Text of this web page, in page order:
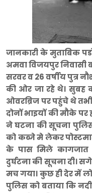
जानकारी के मुताबिक
अमवा विजयपुर निवासी
सरवर व 26 वर्षीय पुत्र
की ओर जा रहे थे। सुबह
ओवरब्रिज पर पहुंचे थे
दोनों भाइयों की मौके पर
ने घटना की सूचना
को कब्जे मे लेकर
के पास मिले
दुर्घटना की सूचना दी।
मच गया। कुछ ही देर में
पुलिस को बताया कि